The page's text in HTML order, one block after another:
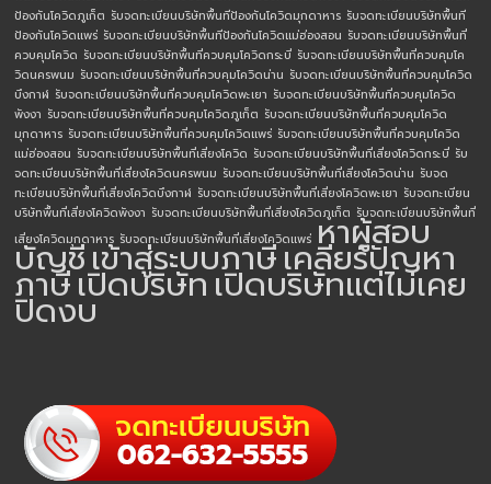
ป้องกันโควิดภูเก็ต รับจดทะเบียนบริษัทพื้นทีป้องกันโควิดมุกดาหาร รับจดทะเบียนบริษัทพื้นที
ป้องกันโควิดแพร่ รับจดทะเบียนบริษัทพื้นทีป้องกันโควิดแม่ฮ่องสอน รับจดทะเบียนบริษัทพื้นที่
ควบคุมโควิด รับจดทะเบียนบริษัทพื้นที่ควบคุมโควิดกระบี่ รับจดทะเบียนบริษัทพื้นที่ควบคุมโค
วิดนครพนม รับจดทะเบียนบริษัทพื้นที่ควบคุมโควิดน่าน รับจดทะเบียนบริษัทพื้นที่ควบคุมโควิด
บึงกาฬ รับจดทะเบียนบริษัทพื้นที่ควบคุมโควิดพะเยา รับจดทะเบียนบริษัทพื้นที่ควบคุมโควิด
พังงา รับจดทะเบียนบริษัทพื้นที่ควบคุมโควิดภูเก็ต รับจดทะเบียนบริษัทพื้นที่ควบคุมโควิด
มุกดาหาร รับจดทะเบียนบริษัทพื้นที่ควบคุมโควิดแพร่ รับจดทะเบียนบริษัทพื้นที่ควบคุมโควิด
แม่ฮ่องสอน รับจดทะเบียนบริษัทพื้นที่เสี่ยงโควิด รับจดทะเบียนบริษัทพื้นที่เสี่ยงโควิดกระบี่ รับ
จดทะเบียนบริษัทพื้นที่เสี่ยงโควิดนครพนม รับจดทะเบียนบริษัทพื้นที่เสี่ยงโควิดน่าน รับจด
ทะเบียนบริษัทพื้นที่เสี่ยงโควิดบึงกาฬ รับจดทะเบียนบริษัทพื้นที่เสี่ยงโควิดพะเยา รับจดทะเบียน
บริษัทพื้นที่เสี่ยงโควิดพังงา รับจดทะเบียนบริษัทพื้นที่เสี่ยงโควิดภูเก็ต รับจดทะเบียนบริษัทพื้นที่
เสี่ยงโควิดมุกดาหาร รับจดทะเบียนบริษัทพื้นที่เสี่ยงโควิดแพร่ หาผู้สอบ
บัญชีเข้าสู่ระบบภาษีเคลียร์ปัญหา
ภาษีเปิดบริษัทเปิดบริษัทแต่ไม่เคย
ปิดงบ